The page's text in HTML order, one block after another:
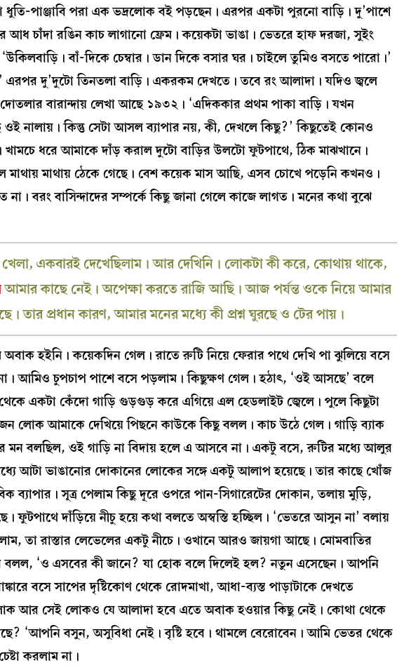
ধুতি-পাঞ্জাবি পরা এক ভদ্রলোক বই পড়ছেন। এরপর একটা পুরনো বাড়ি। দু’পাশে
চাঁদা রঙিন কাচ লাগানো ফ্রেম। কয়েকটা ভাঙা। ভেতরে হাফ দরজা, সুইং
বাঁ-দিকে চেম্বার। ডান দিকে বসার ঘর। চাইলে তুমিও বসতে পারো।’
এরপর দু’দুটো তিনতলা বাড়ি। একরকম দেখতে। তবে রং আলাদা। যদিও জ্বলে
বারান্দায় লেখা আছে ১৯৩২। ‘এদিককার প্রথম পাকা বাড়ি। যখন
ওই নালায়। কিন্তু সেটা আসল ব্যাপার নয়, কী, দেখলে কিছু?’ কিছুতেই কোনও
ধরে আমাকে দাঁড় করাল দুটো বাড়ির উলটো ফুটপাথে, ঠিক মাঝখানে।
মাথায় মাথায় ঠেকে গেছে। বেশ কয়েক মাস আছি, এসব চোখে পড়েনি কখনও।
বরং বাসিন্দাদের সম্পর্কে কিছু জানা গেলে কাজে লাগত। মনের কথা বুঝে
একবারই দেখেছিলাম। আর দেখিনি। লোকটা কী করে, কোথায় থাকে,
আমার কাছে নেই। অপেক্ষা করতে রাজি আছি। আজ পর্যন্ত ওকে নিয়ে আমার
তার প্রধান কারণ, আমার মনের মধ্যে কী প্রশ্ন ঘুরছে ও টের পায়।
হইনি। কয়েকদিন গেল। রাতে রুটি নিয়ে ফেরার পথে দেখি পা ঝুলিয়ে বসে
আমিও চুপচাপ পাশে বসে পড়লাম। কিছুক্ষণ গেল। হঠাৎ, ‘ওই আসছে’ বলে
একটা কেঁদো গাড়ি গুড়গুড় করে এগিয়ে এল হেডলাইট জ্বেলে। পুলে কিছুটা
লোক আমাকে দেখিয়ে পিছনে কাউকে কিছু বলল। কাচ উঠে গেল। গাড়ি ব্যাক
মন বলছিল, ওই গাড়ি না বিদায় হলে এ আসবে না। একটু বসে, রুটির মধ্যে আলুর
আটা ভাঙানোর দোকানের লোকের সঙ্গে একটু আলাপ হয়েছে। তার কাছে খোঁজ
ব্যাপার। সূত্র পেলাম কিছু দূরে ওপরে পান-সিগারেটের দোকান, তলায় মুড়ি,
ফুটপাথে দাঁড়িয়ে নীচু হয়ে কথা বলতে অস্বস্তি হচ্ছিল। ‘ভেতরে আসুন না’ বলায়
তা রাস্তার লেভেলের একটু নীচে। ওখানে আরও জায়গা আছে। মোমবাতির
বলল, ‘ও এসবের কী জানে? যা হোক বলে দিলেই হল? নতুন এসেছেন। আপনি
বসে সাপের দৃষ্টিকোণ থেকে রোদমাখা, আধা-ব্যস্ত পাড়াটাকে দেখতে
আর সেই লোকও যে আলাদা হবে এতে অবাক হওয়ার কিছু নেই। কোথা থেকে
‘আপনি বসুন, অসুবিধা নেই। বৃষ্টি হবে। থামলে বেরোবেন। আমি ভেতর থেকে
করলাম না।